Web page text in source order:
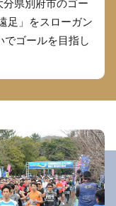
分県別府市のゴー
足」をスローガン
でゴールを目指し